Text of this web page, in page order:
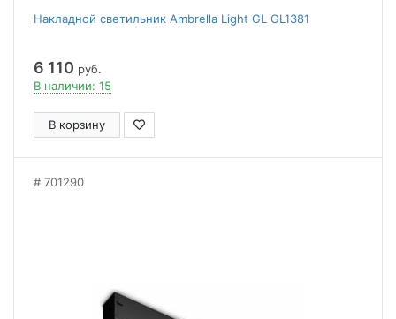
Накладной светильник Ambrella Light GL GL1381
6 110 руб.
В наличии: 15
В корзину
701290